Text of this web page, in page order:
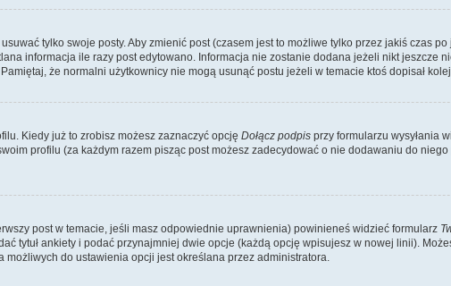
tylko swoje posty. Aby zmienić post (czasem jest to możliwe tylko przez jakiś czas
informacja ile razy post edytowano. Informacja nie zostanie dodana jeżeli nikt jeszcze
że normalni użytkownicy nie mogą usunąć postu jeżeli w temacie ktoś dopisał
Kiedy już to zrobisz możesz zaznaczyć opcję Dołącz podpis przy formularzu wysyłania
profilu (za każdym razem pisząc post możesz zadecydować o nie dodawaniu do
post w temacie, jeśli masz odpowiednie uprawnienia) powinieneś widzieć formularz
tytuł ankiety i podać przynajmniej dwie opcje (każdą opcję wpisujesz w nowej linii).
do ustawienia opcji jest określana przez administratora.